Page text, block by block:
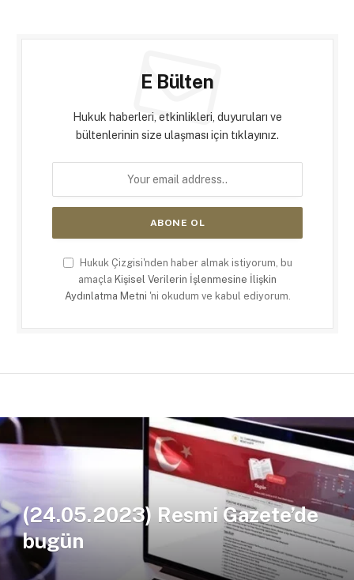
E Bülten
Hukuk haberleri, etkinlikleri, duyuruları ve
bültenlerinin size ulaşması için tıklayınız.
Hukuk Çizgisi'nden haber almak istiyorum, bu
amaçla Kişisel Verilerin İşlenmesine İlişkin
Aydınlatma Metni 'ni okudum ve kabul ediyorum.
(24.05.2023) Resmi Gazete’de
bugün